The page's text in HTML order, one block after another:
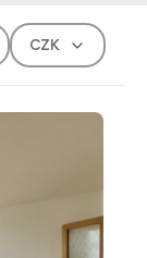
Měna